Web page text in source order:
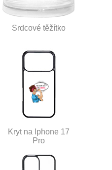
Srdcové těžítko
Kryt na Iphone 17
Pro